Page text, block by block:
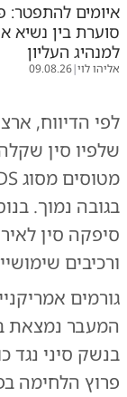
איומים להתפטר:
סוערת בין נשיא
למנהיג העליון
אליהו לוי|
09.08.26
לפי הדיווח,
שלפיו סין
בגובה נמוך.
סיפקה סין
ורכיבים
גורמים
המעבר נמצאת
בנשק סיני נגד
פרוץ הלחימה